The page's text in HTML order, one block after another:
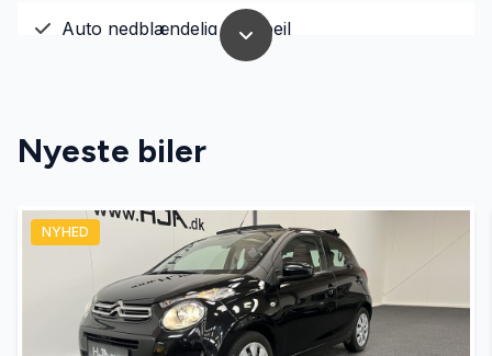
Auto nedblændelig bakspejl
Automatisk lys
Automatisk nødbremse
AUX tilslutning
Nyeste biler
NYHED